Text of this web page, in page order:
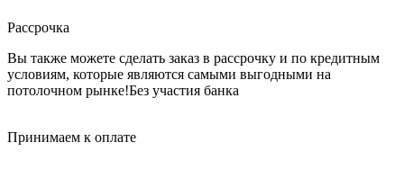
Рассрочка
Вы также можете сделать заказ в рассрочку и по кредитным
условиям, которые являются самыми выгодными на
потолочном рынке!Без участия банка
Принимаем к оплате